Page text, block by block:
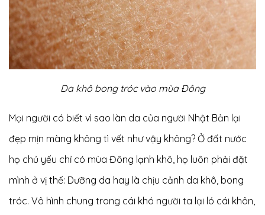
Da khô bong tróc vào mùa Đông
Mọi người có biết vì sao làn da của người Nhật Bản lại
đẹp mịn màng không tì vết như vậy không? Ở đất nước
họ chủ yếu chỉ có mùa Đông lạnh khô, họ luôn phải đặt
mình ở vị thế: Dưỡng da hay là chịu cảnh da khô, bong
tróc. Vô hình chung trong cái khó người ta lại ló cái khôn,